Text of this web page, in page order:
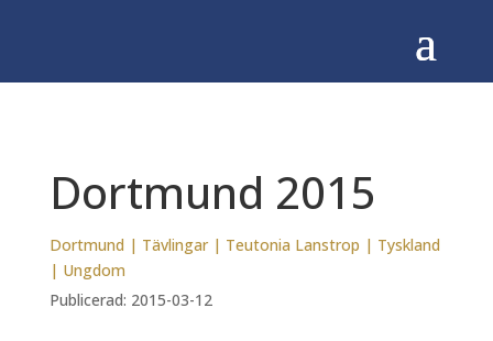
Dortmund 2015
Dortmund | Tävlingar| Teutonia Lanstrop | Tyskland
| Ungdom
Publicerad: 2015-03-12